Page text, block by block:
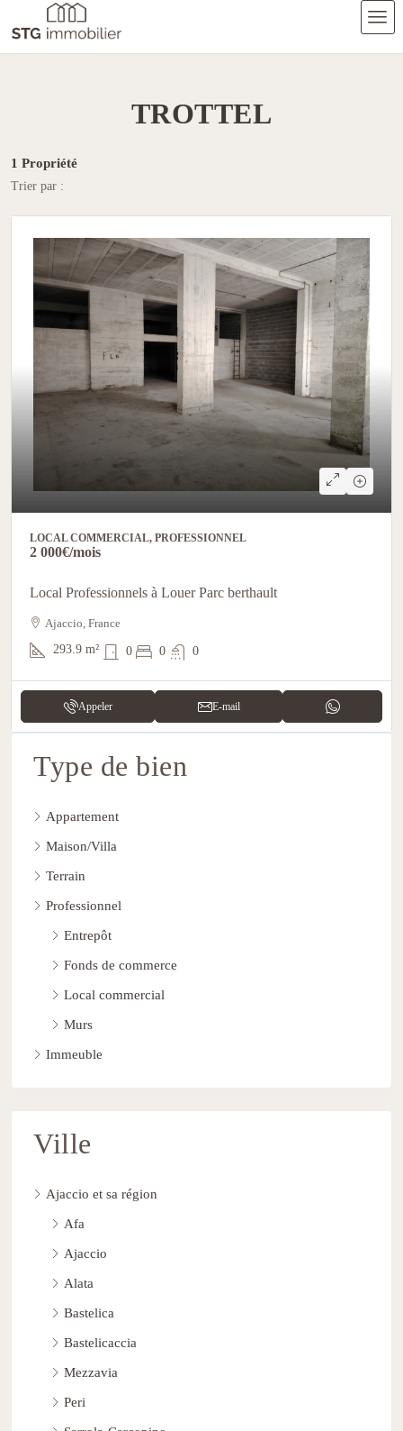
TROTTEL
1 Propriété
Trier par :
LOCAL COMMERCIAL, PROFESSIONNEL
2 000€/mois
Local Professionnels à Louer Parc berthault
Ajaccio, France
293.9 m² 0 0 0
Appeler E-mail
Type de bien
Appartement
Maison/Villa
Terrain
Professionnel
Entrepôt
Fonds de commerce
Local commercial
Murs
Immeuble
Ville
Ajaccio et sa région
Afa
Ajaccio
Alata
Bastelica
Bastelicaccia
Mezzavia
Peri